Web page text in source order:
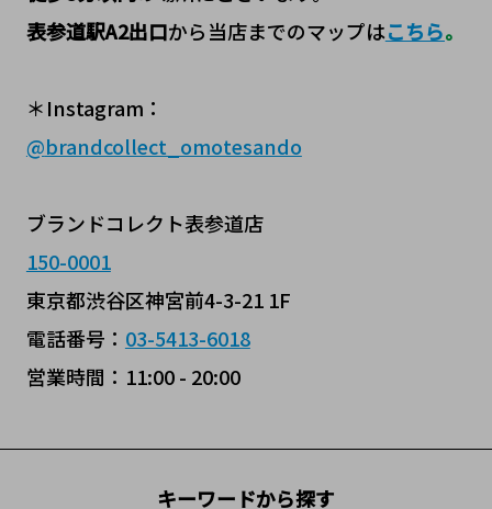
表参道駅A2出口から当店までのマップはこちら。
＊Instagram：
@brandcollect_omotesando
ブランドコレクト表参道店
150-0001
東京都渋谷区神宮前4-3-21 1F
電話番号： 03-5413-6018
営業時間：11:00 - 20:00
キーワードから探す